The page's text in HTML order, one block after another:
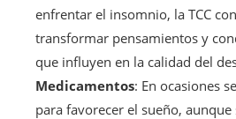
enfrentar el insomnio, la TCC
transformar pensamientos y
que influyen en la calidad del
Medicamentos: En ocasiones
para favorecer el sueño,